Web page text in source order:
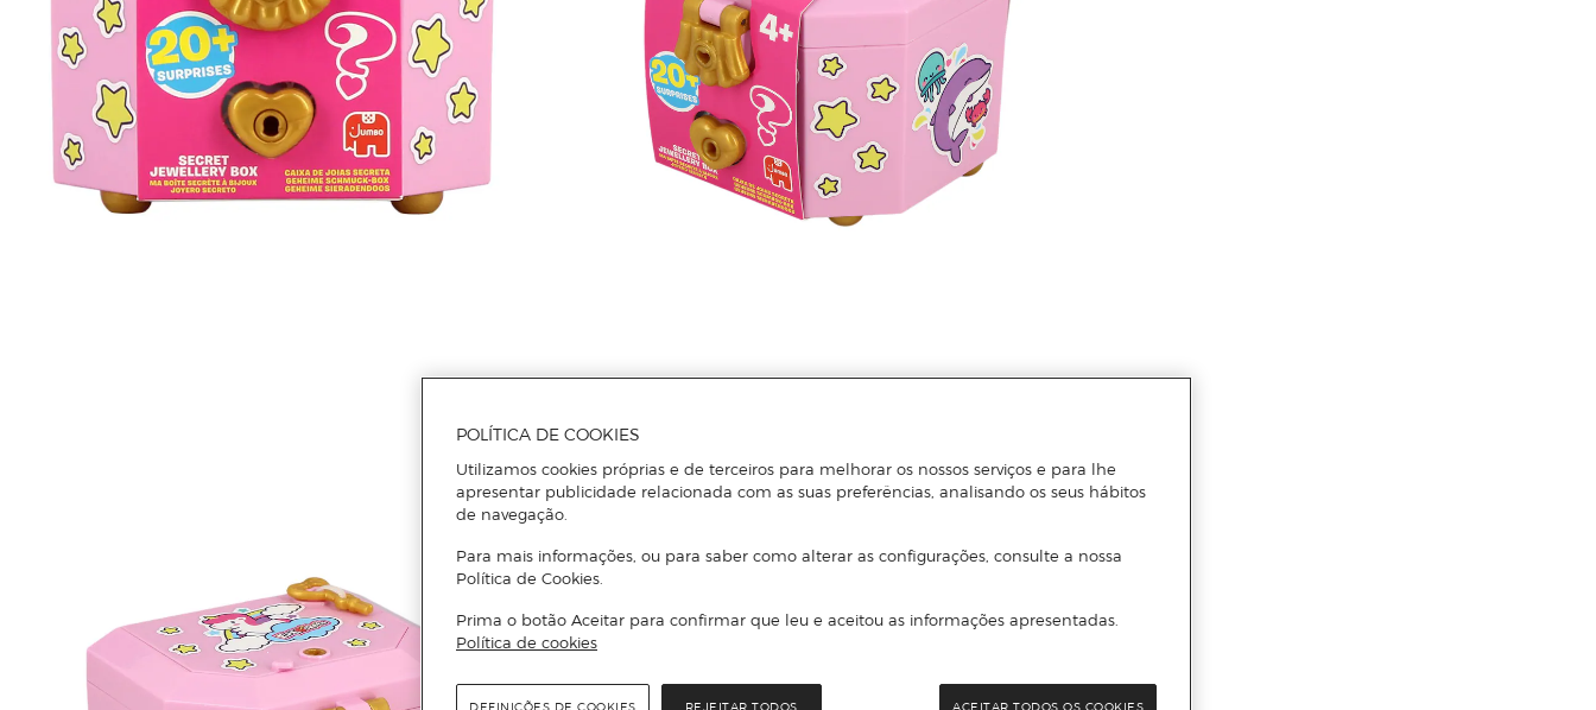
POLÍTICA DE COOKIES
Utilizamos cookies próprias e de terceiros para melhorar os nossos serviços e para lhe
apresentar publicidade relacionada com as suas preferências, analisando os seus hábitos
de navegação.
Para mais informações, ou para saber como alterar as configurações, consulte a nossa
Política de Cookies.
Prima o botão Aceitar para confirmar que leu e aceitou as informações apresentadas.
Política de cookies